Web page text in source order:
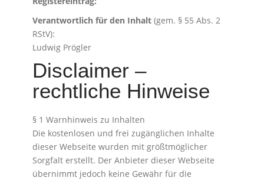
Verantwortlich für den Inhalt (gem. § 55 Abs. 2
RStV):
Ludwig Prögler
Disclaimer –
rechtliche Hinweise
§ 1 Warnhinweis zu Inhalten
Die kostenlosen und frei zugänglichen Inhalte
dieser Webseite wurden mit größtmöglicher
Sorgfalt erstellt. Der Anbieter dieser Webseite
übernimmt jedoch keine Gewähr für die